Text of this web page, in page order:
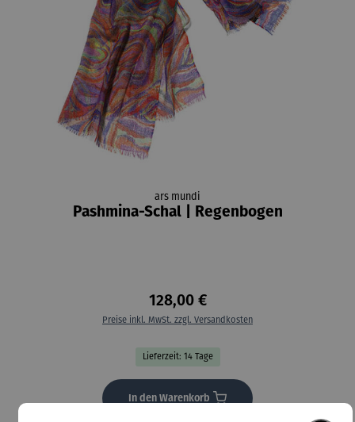
ars mundi
Pashmina-Schal | Regenbogen
128,00 €
Preise inkl. MwSt. zzgl. Versandkosten
Lieferzeit: 14 Tage
In den Warenkorb